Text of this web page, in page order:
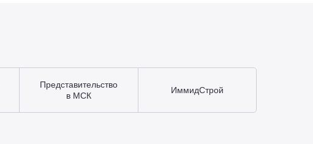
Представительство
в МСК
ИммидСтрой